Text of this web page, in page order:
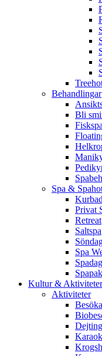
Behandlingar
Bli
Spa &
Kurbad
Privat
Retreat
Saltspa
Spa
Spadag
Kultur & Aktiviteter
Aktiviteter
Dejting